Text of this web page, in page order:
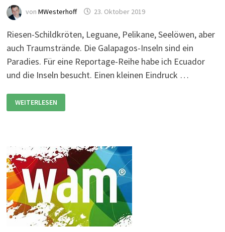
von MWesterhoff 23. Oktober 2019
Riesen-Schildkröten, Leguane, Pelikane, Seelöwen, aber
auch Traumstrände. Die Galapagos-Inseln sind ein
Paradies. Für eine Reportage-Reihe habe ich Ecuador
und die Inseln besucht. Einen kleinen Eindruck …
NEUES
VIDEO
ÜBER
WEITERLESEN